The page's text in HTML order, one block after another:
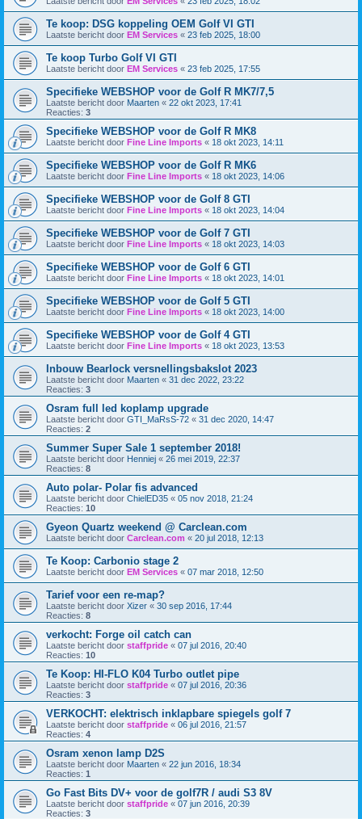
Te koop: DSG koppeling OEM Golf VI GTI
Laatste bericht door EM Services « 23 feb 2025, 18:00
Te koop Turbo Golf VI GTI
Laatste bericht door EM Services « 23 feb 2025, 17:55
Specifieke WEBSHOP voor de Golf R MK7/7,5
Laatste bericht door Maarten « 22 okt 2023, 17:41
Reacties: 3
Specifieke WEBSHOP voor de Golf R MK8
Laatste bericht door Fine Line Imports « 18 okt 2023, 14:11
Specifieke WEBSHOP voor de Golf R MK6
Laatste bericht door Fine Line Imports « 18 okt 2023, 14:06
Specifieke WEBSHOP voor de Golf 8 GTI
Laatste bericht door Fine Line Imports « 18 okt 2023, 14:04
Specifieke WEBSHOP voor de Golf 7 GTI
Laatste bericht door Fine Line Imports « 18 okt 2023, 14:03
Specifieke WEBSHOP voor de Golf 6 GTI
Laatste bericht door Fine Line Imports « 18 okt 2023, 14:01
Specifieke WEBSHOP voor de Golf 5 GTI
Laatste bericht door Fine Line Imports « 18 okt 2023, 14:00
Specifieke WEBSHOP voor de Golf 4 GTI
Laatste bericht door Fine Line Imports « 18 okt 2023, 13:53
Inbouw Bearlock versnellingsbakslot 2023
Laatste bericht door Maarten « 31 dec 2022, 23:22
Reacties: 3
Osram full led koplamp upgrade
Laatste bericht door GTI_MaRsS-72 « 31 dec 2020, 14:47
Reacties: 2
Summer Super Sale 1 september 2018!
Laatste bericht door Henniej « 26 mei 2019, 22:37
Reacties: 8
Auto polar- Polar fis advanced
Laatste bericht door ChielED35 « 05 nov 2018, 21:24
Reacties: 10
Gyeon Quartz weekend @ Carclean.com
Laatste bericht door Carclean.com « 20 jul 2018, 12:13
Te Koop: Carbonio stage 2
Laatste bericht door EM Services « 07 mar 2018, 12:50
Tarief voor een re-map?
Laatste bericht door Xizer « 30 sep 2016, 17:44
Reacties: 8
verkocht: Forge oil catch can
Laatste bericht door staffpride « 07 jul 2016, 20:40
Reacties: 10
Te Koop: HI-FLO K04 Turbo outlet pipe
Laatste bericht door staffpride « 07 jul 2016, 20:36
Reacties: 3
VERKOCHT: elektrisch inklapbare spiegels golf 7
Laatste bericht door staffpride « 06 jul 2016, 21:57
Reacties: 4
Osram xenon lamp D2S
Laatste bericht door Maarten « 22 jun 2016, 18:34
Reacties: 1
Go Fast Bits DV+ voor de golf7R / audi S3 8V
Laatste bericht door staffpride « 07 jun 2016, 20:39
Reacties: 3